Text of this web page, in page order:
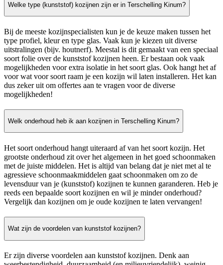
Welke type (kunststof) kozijnen zijn er in Terschelling Kinum?
Bij de meeste kozijnspecialisten kun je de keuze maken tussen het
type profiel, kleur en type glas. Vaak kun je kiezen uit diverse
uitstralingen (bijv. houtnerf). Meestal is dit gemaakt van een speciaal
soort folie over de kunststof kozijnen heen. Er bestaan ook vaak
mogelijkheden voor extra isolatie in het soort glas. Ook hangt het af
voor wat voor soort raam je een kozijn wil laten installeren. Het kan
dus zeker uit om offertes aan te vragen voor de diverse
mogelijkheden!
Welk onderhoud heb ik aan kozijnen in Terschelling Kinum?
Het soort onderhoud hangt uiteraard af van het soort kozijn. Het
grootste onderhoud zit over het algemeen in het goed schoonmaken
met de juiste middelen. Het is altijd van belang dat je niet met al te
agressieve schoonmaakmiddelen gaat schoonmaken om zo de
levensduur van je (kunststof) kozijnen te kunnen garanderen. Heb je
reeds een bepaalde soort kozijnen en wil je minder onderhoud?
Vergelijk dan kozijnen om je oude kozijnen te laten vervangen!
Wat zijn de voordelen van kunststof kozijnen?
Er zijn diverse voordelen aan kunststof kozijnen. Denk aan